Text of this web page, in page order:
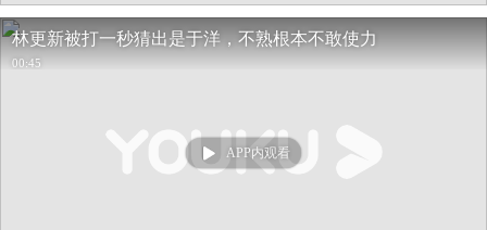
林更新被打一秒猜出是于洋，不熟根本不敢使力
00:45
APP内观看